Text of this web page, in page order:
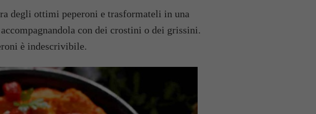
degli ottimi peperoni e trasformateli in una
accompagnandola con dei crostini o dei grissini.
è indescrivibile.